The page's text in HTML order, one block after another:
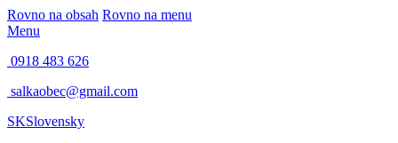
Rovno na obsah Rovno na menu
Menu
0918 483 626
salkaobec@gmail.com
SKSlovensky